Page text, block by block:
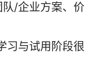
/企业方案、价
习与试用阶段很